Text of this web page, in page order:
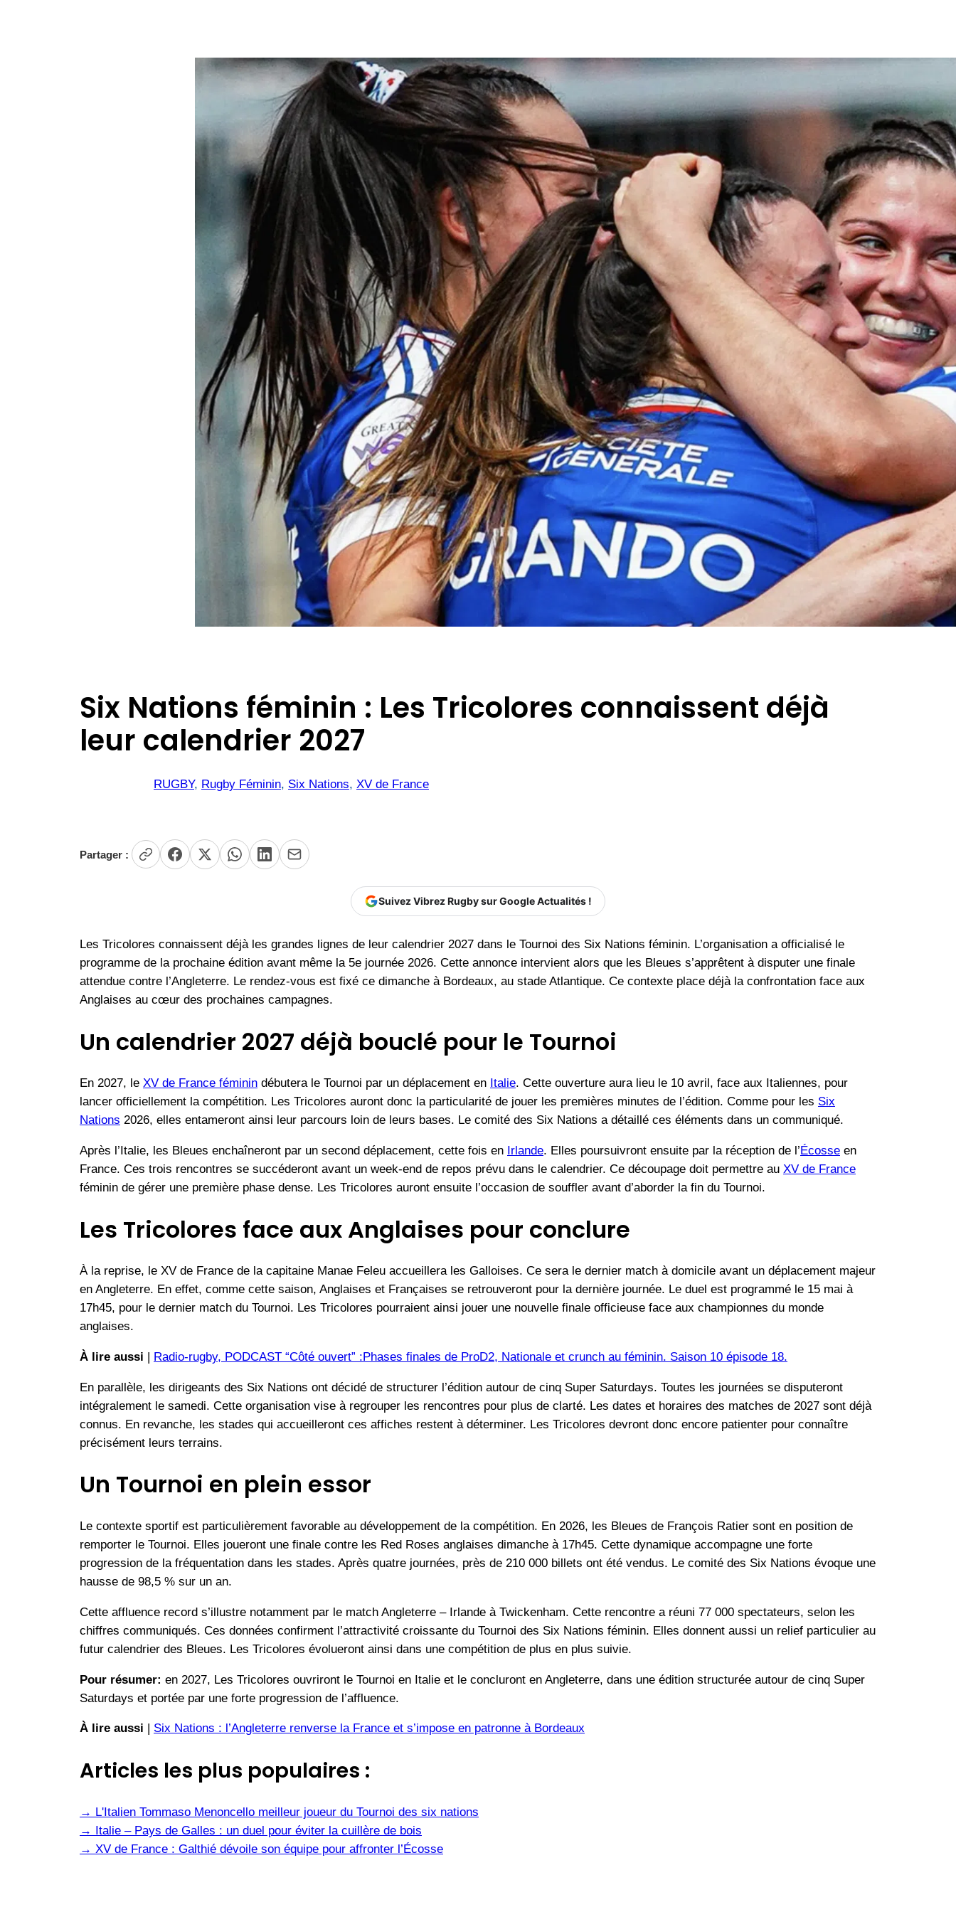
Six Nations féminin : Les Tricolores connaissent déjà
leur calendrier 2027
RUGBY, Rugby Féminin, Six Nations, XV de France
Partager :
Suivez Vibrez Rugby sur Google Actualités !
Les Tricolores connaissent déjà les grandes lignes de leur calendrier 2027 dans le Tournoi des Six Nations féminin. L’organisation a officialisé le
programme de la prochaine édition avant même la 5e journée 2026. Cette annonce intervient alors que les Bleues s’apprêtent à disputer une finale
attendue contre l’Angleterre. Le rendez-vous est fixé ce dimanche à Bordeaux, au stade Atlantique. Ce contexte place déjà la confrontation face aux
Anglaises au cœur des prochaines campagnes.
Un calendrier 2027 déjà bouclé pour le Tournoi
En 2027, le XV de France féminin débutera le Tournoi par un déplacement en Italie. Cette ouverture aura lieu le 10 avril, face aux Italiennes, pour
lancer officiellement la compétition. Les Tricolores auront donc la particularité de jouer les premières minutes de l’édition. Comme pour les Six
Nations 2026, elles entameront ainsi leur parcours loin de leurs bases. Le comité des Six Nations a détaillé ces éléments dans un communiqué.
Après l’Italie, les Bleues enchaîneront par un second déplacement, cette fois en Irlande. Elles poursuivront ensuite par la réception de l’ Écosse en
France. Ces trois rencontres se succéderont avant un week-end de repos prévu dans le calendrier. Ce découpage doit permettre au XV de France
féminin de gérer une première phase dense. Les Tricolores auront ensuite l’occasion de souffler avant d’aborder la fin du Tournoi.
Les Tricolores face aux Anglaises pour conclure
À la reprise, le XV de France de la capitaine Manae Feleu accueillera les Galloises. Ce sera le dernier match à domicile avant un déplacement majeur
en Angleterre. En effet, comme cette saison, Anglaises et Françaises se retrouveront pour la dernière journée. Le duel est programmé le 15 mai à
17h45, pour le dernier match du Tournoi. Les Tricolores pourraient ainsi jouer une nouvelle finale officieuse face aux championnes du monde
anglaises.
À lire aussi | Radio-rugby, PODCAST “Côté ouvert” :Phases finales de ProD2, Nationale et crunch au féminin. Saison 10 épisode 18.
En parallèle, les dirigeants des Six Nations ont décidé de structurer l’édition autour de cinq Super Saturdays. Toutes les journées se disputeront
intégralement le samedi. Cette organisation vise à regrouper les rencontres pour plus de clarté. Les dates et horaires des matches de 2027 sont déjà
connus. En revanche, les stades qui accueilleront ces affiches restent à déterminer. Les Tricolores devront donc encore patienter pour connaître
précisément leurs terrains.
Un Tournoi en plein essor
Le contexte sportif est particulièrement favorable au développement de la compétition. En 2026, les Bleues de François Ratier sont en position de
remporter le Tournoi. Elles joueront une finale contre les Red Roses anglaises dimanche à 17h45. Cette dynamique accompagne une forte
progression de la fréquentation dans les stades. Après quatre journées, près de 210 000 billets ont été vendus. Le comité des Six Nations évoque une
hausse de 98,5 % sur un an.
Cette affluence record s’illustre notamment par le match Angleterre – Irlande à Twickenham. Cette rencontre a réuni 77 000 spectateurs, selon les
chiffres communiqués. Ces données confirment l’attractivité croissante du Tournoi des Six Nations féminin. Elles donnent aussi un relief particulier au
futur calendrier des Bleues. Les Tricolores évolueront ainsi dans une compétition de plus en plus suivie.
Pour résumer: en 2027, Les Tricolores ouvriront le Tournoi en Italie et le concluront en Angleterre, dans une édition structurée autour de cinq Super
Saturdays et portée par une forte progression de l’affluence.
À lire aussi Six Nations : l’Angleterre renverse la France et s’impose en patronne à Bordeaux
Articles les plus populaires :
→ L'Italien Tommaso Menoncello meilleur joueur du Tournoi des six nations
→ Italie – Pays de Galles : un duel pour éviter la cuillère de bois
→ XV de France : Galthié dévoile son équipe pour affronter l’Écosse